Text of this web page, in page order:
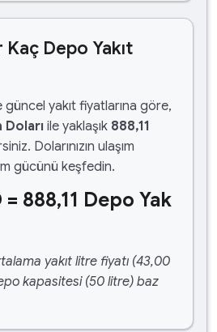
Depo Yakıt
güncel yakıt fiyatlarına göre,
ile yaklaşık 888,11
Dolarınızın ulaşım
gücünü keşfedin.
888,11 Depo Yak
yakıt litre fiyatı (43,00
kapasitesi (50 litre) baz